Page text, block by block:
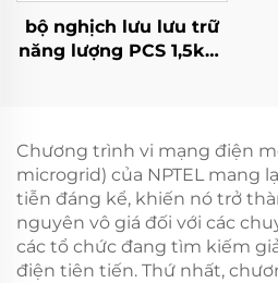
bộ nghịch lưu lưu trữ
năng lượng PCS 1,5kW
Chương trình vi mạng điện
microgrid) của NPTEL mang
tiễn đáng kể, khiến nó trở
nguyên vô giá đối với các
các tổ chức đang tìm kiếm
điện tiên tiến. Thứ nhất,